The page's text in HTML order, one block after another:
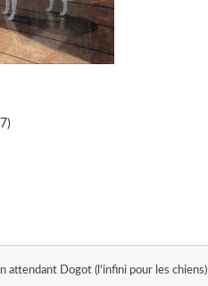
attendant Dogot (l'infini pour les chiens)